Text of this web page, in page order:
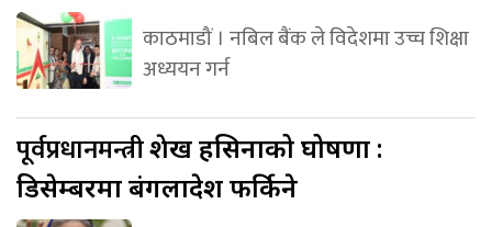
काठमाडौं । नबिल बैंक ले विदेशमा उच्च शिक्षा
अध्ययन गर्न
पूर्वप्रधानमन्त्रीशेख हसिनाको घोषणा :
डिसेम्बरमा बंगलादेश फर्किने